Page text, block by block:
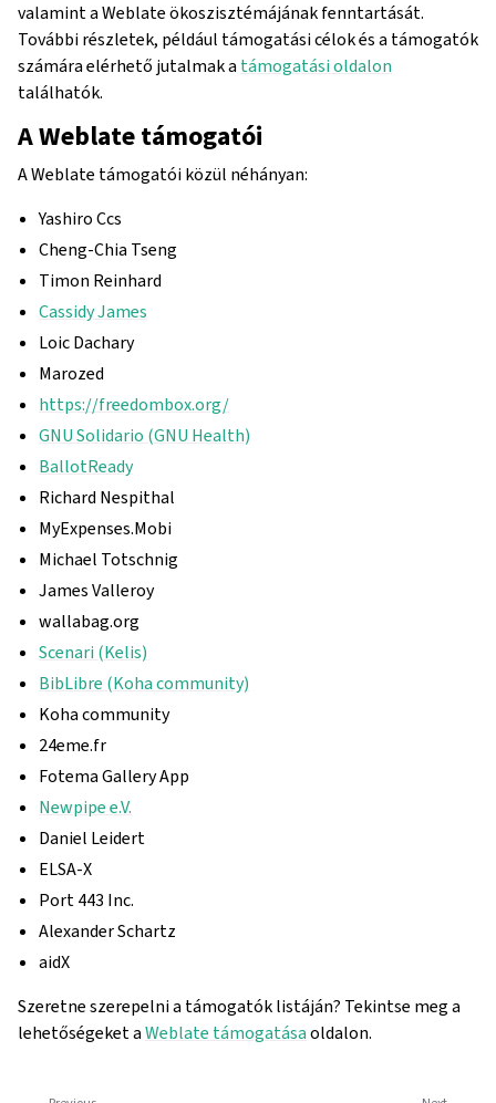
valamint a Weblate ökoszisztémájának fenntartását.
További részletek, például támogatási célok és a támogatók
számára elérhető jutalmak a támogatási oldalon
találhatók.
A Weblate támogatói
A Weblate támogatói közül néhányan:
Yashiro Ccs
Cheng-Chia Tseng
Timon Reinhard
Cassidy James
Loic Dachary
Marozed
https://freedombox.org/
GNU Solidario (GNU Health)
BallotReady
Richard Nespithal
MyExpenses.Mobi
Michael Totschnig
James Valleroy
wallabag.org
Scenari (Kelis)
BibLibre (Koha community)
Koha community
24eme.fr
Fotema Gallery App
Newpipe e.V.
Daniel Leidert
ELSA-X
Port 443 Inc.
Alexander Schartz
aidX
Szeretne szerepelni a támogatók listáján? Tekintse meg a
lehetőségeket aWeblate támogatásaoldalon.